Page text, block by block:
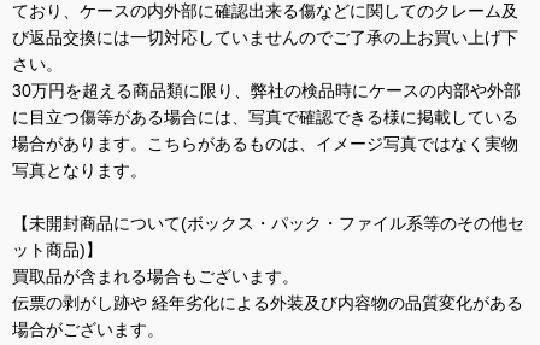
ており、ケースの内外部に確認出来る傷などに関してのクレーム及
び返品交換には一切対応していませんのでご了承の上お買い上げ下
さい。
30万円を超える商品類に限り、弊社の検品時にケースの内部や外部
に目立つ傷等がある場合には、写真で確認できる様に掲載している
場合があります。こちらがあるものは、イメージ写真ではなく実物
写真となります。
【未開封商品について(ボックス・パック・ファイル系等のその他セ
ット商品)】
買取品が含まれる場合もございます。
伝票の剥がし跡や 経年劣化による外装及び内容物の品質変化がある
場合がございます。